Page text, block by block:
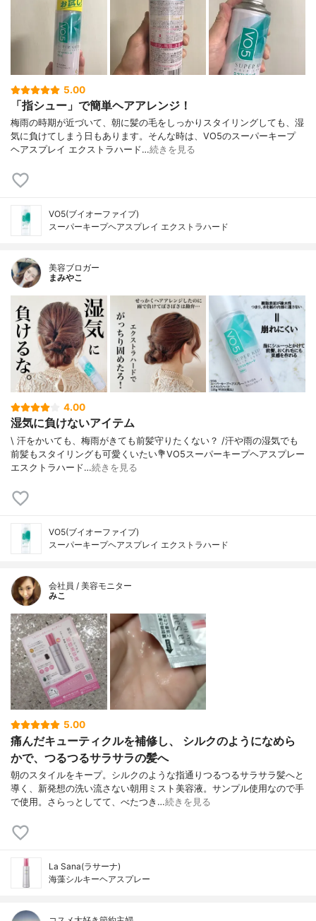
5.00
「指シュー」で簡単ヘアアレンジ！
梅雨の時期が近づいて、朝に髪の毛をしっかりスタイリングしても、湿
気に負けてしまう日もあります。そんな時は、VO5のスーパーキープ
ヘアスプレイ エクストラハード…続きを見る
VO5(ブイオーファイブ)
スーパーキープヘアスプレイ エクストラハード
美容ブロガー
まみやこ
4.00
湿気に負けないアイテム
\ 汗をかいても、梅雨がきても前髪守りたくない？ /⁡⁡汗や雨の湿気でも
前髪もスタイリングも可愛くいたい⁡⁡💐VO5スーパーキープヘアスプレー
エスクトラハード⁡…続きを見る
VO5(ブイオーファイブ)
スーパーキープヘアスプレイ エクストラハード
会社員 / 美容モニター
みこ
5.00
痛んだキューティクルを補修し、 シルクのようになめら
かで、つるつるサラサラの髪へ
朝のスタイルをキープ。シルクのような指通りつるつるサラサラ髪へと
導く、新発想の洗い流さない朝用ミスト美容液。サンプル使用なので手
で使用。さらっとしてて、べたつき…続きを見る
La Sana(ラサーナ)
海藻シルキーヘアスプレー